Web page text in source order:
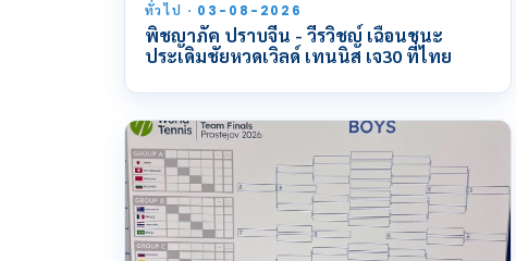
ทั่วไป · 03-08-2026
พิชญาภัค ปราบจีน - วีรวิชญ์ เฉือนชนะ
ประเดิมชัยหวดเวิลด์ เทนนิส เจ30 ที่ไทย